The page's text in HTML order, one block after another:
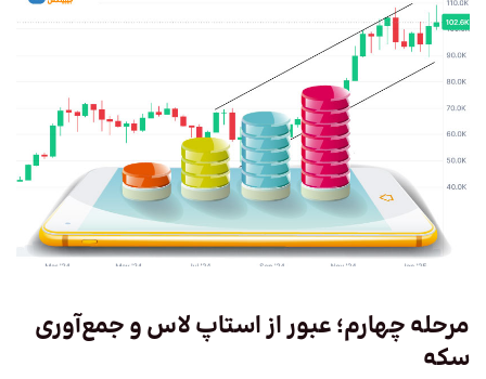
مرحله چهارم؛ عبور از استاپ لاس و جمع‌آوری
سکه